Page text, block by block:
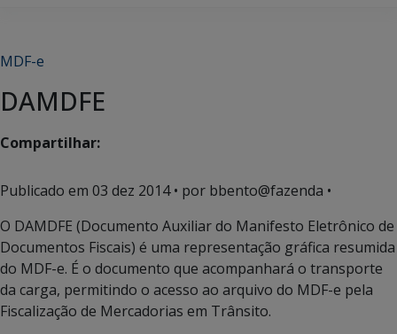
MDF-e
DAMDFE
Compartilhar:
Publicado em 03 dez 2014• por bbento@fazenda •
O DAMDFE (Documento Auxiliar do Manifesto Eletrônico de
Documentos Fiscais) é uma representação gráfica resumida
do MDF-e. É o documento que acompanhará o transporte
da carga, permitindo o acesso ao arquivo do MDF-e pela
Fiscalização de Mercadorias em Trânsito.